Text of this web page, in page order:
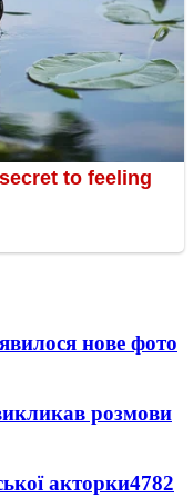
нове фото
розмови
акторки4782